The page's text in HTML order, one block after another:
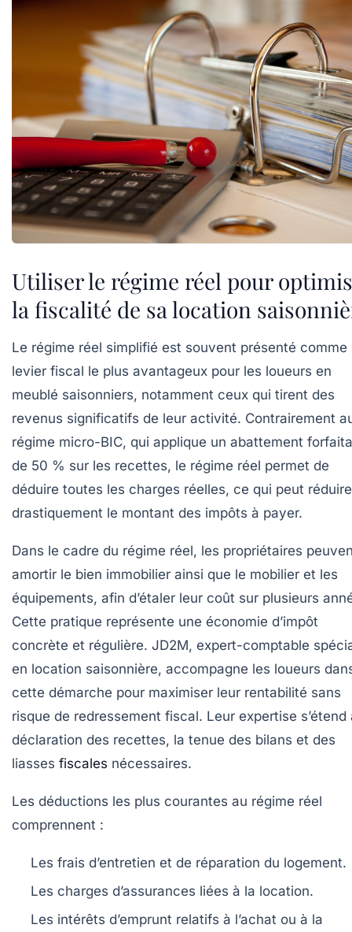
Utiliser le régime réel pour
la fiscalité de sa location
Le régime réel simplifié est souvent présenté comme
levier fiscal le plus avantageux pour les loueurs en
meublé saisonniers, notamment ceux qui tirent des
revenus significatifs de leur activité. Contrairement
régime micro-BIC, qui applique un abattement
de 50 % sur les recettes, le régime réel permet de
déduire toutes les charges réelles, ce qui peut réduire
drastiquement le montant des impôts à payer.
Dans le cadre du régime réel, les propriétaires
amortir le bien immobilier ainsi que le mobilier et les
équipements, afin d’étaler leur coût sur plusieurs
Cette pratique représente une économie d’impôt
concrète et régulière. JD2M, expert-comptable
en location saisonnière, accompagne les loueurs
cette démarche pour maximiser leur rentabilité sans
risque de redressement fiscal. Leur expertise s’étend
déclaration des recettes, la tenue des bilans et des
liasses fiscales nécessaires.
Les déductions les plus courantes au régime réel
comprennent :
Les frais d’entretien et de réparation du logement.
Les charges d’assurances liées à la location.
Les intérêts d’emprunt relatifs à l’achat ou à la